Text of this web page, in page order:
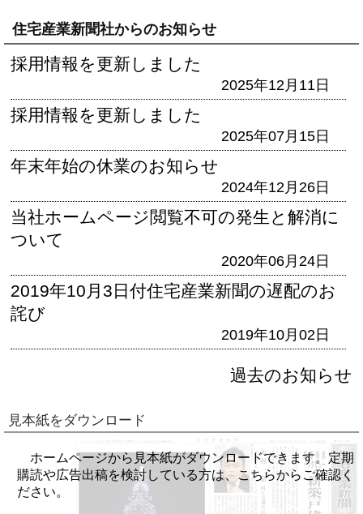
住宅産業新聞社からのお知らせ
採用情報を更新しました
2025年12月11日
採用情報を更新しました
2025年07月15日
年末年始の休業のお知らせ
2024年12月26日
当社ホームページ閲覧不可の発生と解消に
ついて
2020年06月24日
2019年10月3日付住宅産業新聞の遅配のお
詫び
2019年10月02日
過去のお知らせ
見本紙をダウンロード
ホームページから見本紙がダウンロードできます。定期
購読や広告出稿を検討している方は、こちらからご確認く
ださい。